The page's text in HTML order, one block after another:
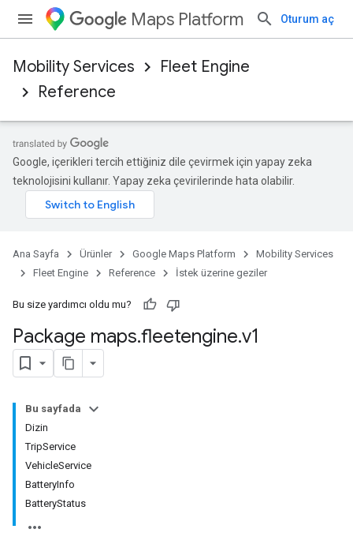
Maps Platform Oturum aç
Mobility Services
Fleet Engine
Reference
Google, içerikleri tercih ettiğiniz dile çevirmek için yapay zeka
teknolojisini kullanır. Yapay zeka çevirilerinde hata olabilir.
Ana Sayfa Ürünler Google Maps Platform
Mobility Services
Fleet Engine
Reference İstek üzerine geziler
Bu size yardımcı oldu mu?
Package maps.fleetengine.v1
Bu sayfada
Dizin
TripService
VehicleService
BatteryInfo
BatteryStatus